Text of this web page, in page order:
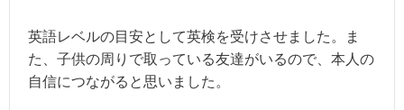
英語レベルの目安として英検を受けさせました。ま
た、子供の周りで取っている友達がいるので、本人の
自信につながると思いました。